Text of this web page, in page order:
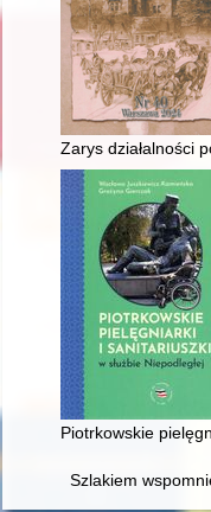
Zarys działalności
Piotrkowskie
Szlakiem